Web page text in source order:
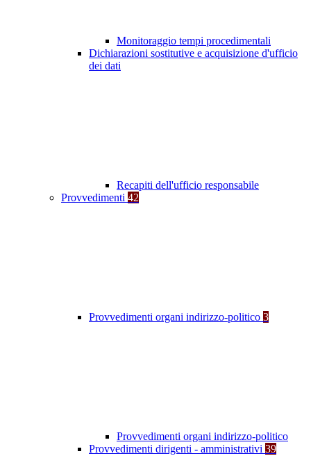
Monitoraggio tempi procedimentali
Dichiarazioni sostitutive e acquisizione d'ufficio
dei dati
Recapiti dell'ufficio responsabile
Provvedimenti 42
Provvedimenti organi indirizzo-politico 3
Provvedimenti organi indirizzo-politico
Provvedimenti dirigenti - amministrativi 39